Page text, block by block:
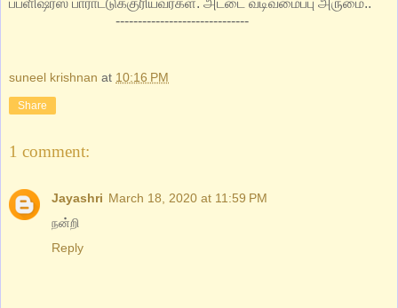
பப்ளிஷர்ஸ் பாராட்டுக்குரியவர்கள். அட்டை வடிவமைப்பு அருமை..
------------------------------
suneel krishnan at 10:16 PM
Share
1 comment:
Jayashri March 18, 2020 at 11:59 PM
நன்றி
Reply